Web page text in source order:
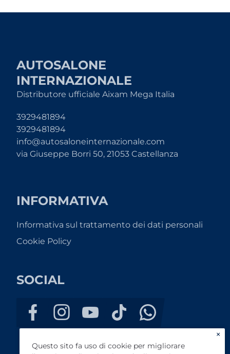
AUTOSALONE
INTERNAZIONALE
Distributore ufficiale Aixam Mega Italia
3929481894
3929481894
info@autosaloneinternazionale.com
via Giuseppe Borri 50, 21053 Castellanza
INFORMATIVA
Informativa sul trattamento dei dati personali
Cookie Policy
SOCIAL
×
Questo sito fa uso di cookie per migliorare